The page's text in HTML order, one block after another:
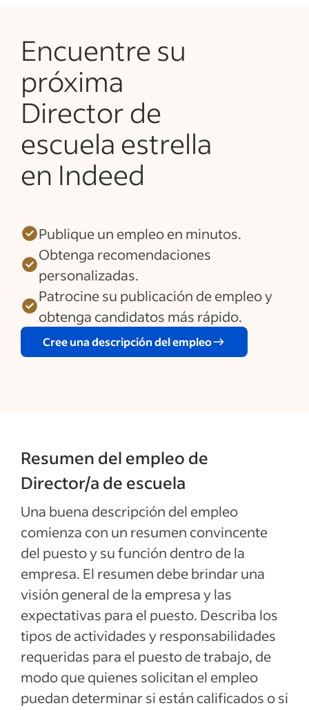
Encuentre su
próxima
Director de
escuela estrella
en Indeed
Publique un empleo en minutos.
Obtenga recomendaciones
personalizadas.
Patrocine su publicación de empleo y
obtenga candidatos más rápido.
Cree una descripción del empleo
Resumen del empleo de
Director/a de escuela
Una buena descripción del empleo
comienza con un resumen convincente
del puesto y su función dentro de la
empresa. El resumen debe brindar una
visión general de la empresa y las
expectativas para el puesto. Describa los
tipos de actividades y responsabilidades
requeridas para el puesto de trabajo, de
modo que quienes solicitan el empleo
puedan determinar si están calificados o si